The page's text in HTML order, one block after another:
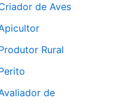
de Aves
Rural
de